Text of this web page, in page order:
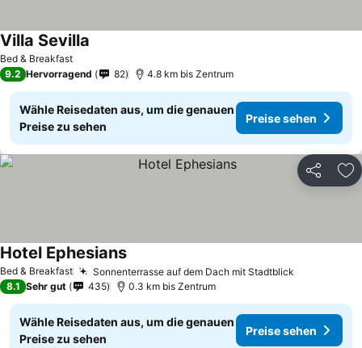
Bed & Breakfast
Villa Sevilla
9.2 Hervorragend 82 4.8 km bis Zentrum
Wähle Reisedaten aus, um die genauen
Preise zu sehen
Preise sehen
Teilen
Bed & Breakfast Sonnenterrasse auf dem Dach mit Stadtblick
Hotel EphesiansPreise sehen
8.1 Sehr gut 435 0.3 km bis Zentrum
Wähle Reisedaten aus, um die genauen
Preise zu sehen
Preise sehen